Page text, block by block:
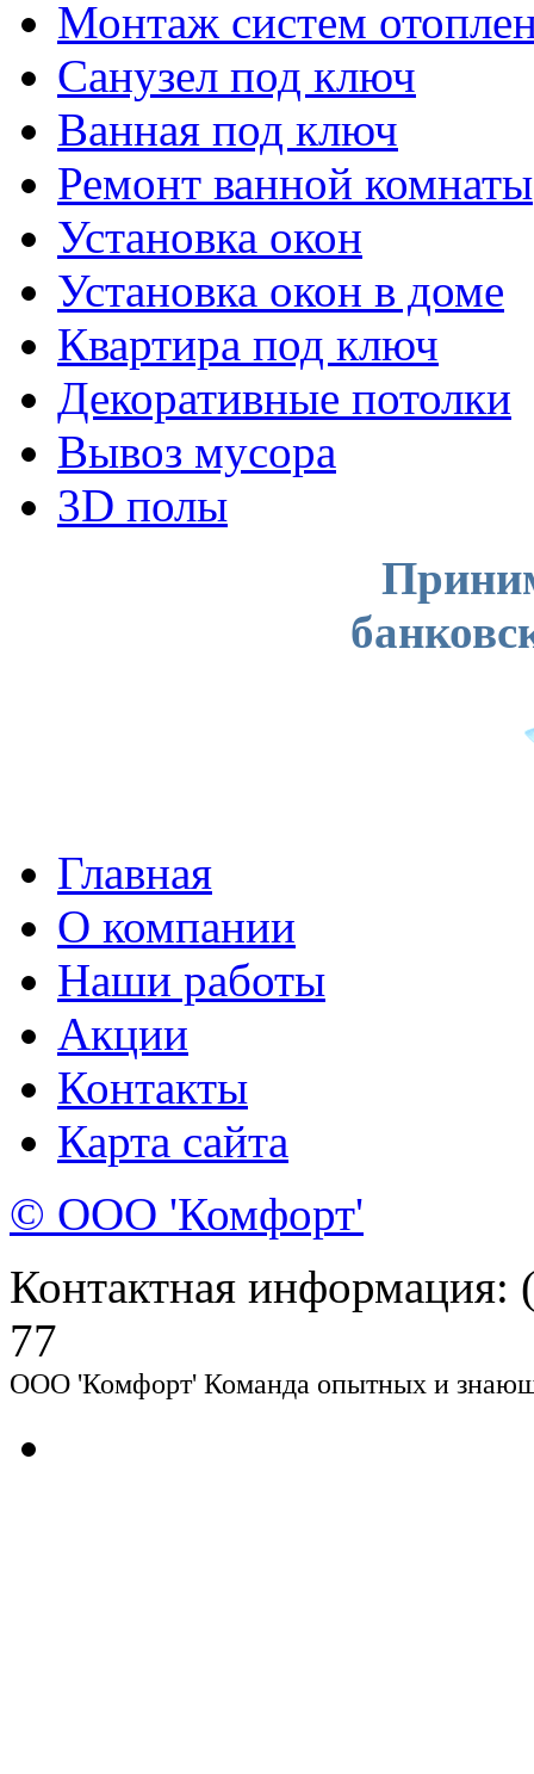
Монтаж систем
Санузел под ключ
Ванная под ключ
Ремонт ванной комнаты
Установка окон
Установка окон в доме
Квартира под ключ
Декоративные потолки
Вывоз мусора
3D полы
Главная
О компании
Наши работы
Акции
Контакты
Карта сайта
© ООО 'Комфорт'
Контактная
77
ООО 'Комфорт' Команда опытных и